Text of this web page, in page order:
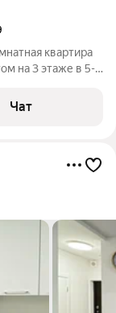
квартира
на 3 этаже в 5-
Чат